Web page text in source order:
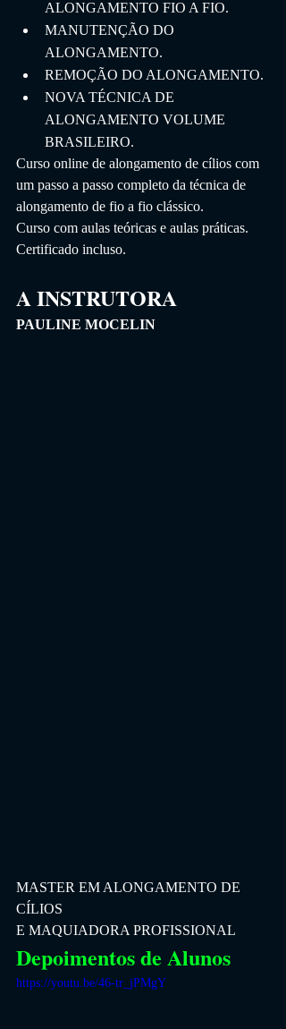
ALONGAMENTO FIO A FIO.
MANUTENÇÃO DO
ALONGAMENTO.
REMOÇÃO DO ALONGAMENTO.
NOVA TÉCNICA DE
ALONGAMENTO VOLUME
BRASILEIRO.
Curso online de alongamento de cílios com
um passo a passo completo da técnica de
alongamento de fio a fio clássico.
Curso com aulas teóricas e aulas práticas.
Certificado incluso.
A INSTRUTORA
PAULINE MOCELIN
MASTER EM ALONGAMENTO DE
CÍLIOS
E MAQUIADORA PROFISSIONAL
Depoimentos de Alunos
https://youtu.be/46-tr_jPMgY